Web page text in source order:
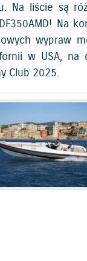
Na liście są
Na
wypraw
w USA,
Club 2025.